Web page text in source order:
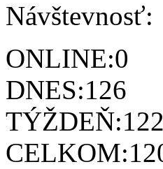
Návštevnosť:
ONLINE:0
DNES:126
TÝŽDEŇ:
CELKOM: